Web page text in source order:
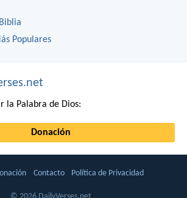
Populares
la Palabra de Dios:
Donación
Contacto Política de Privacidad